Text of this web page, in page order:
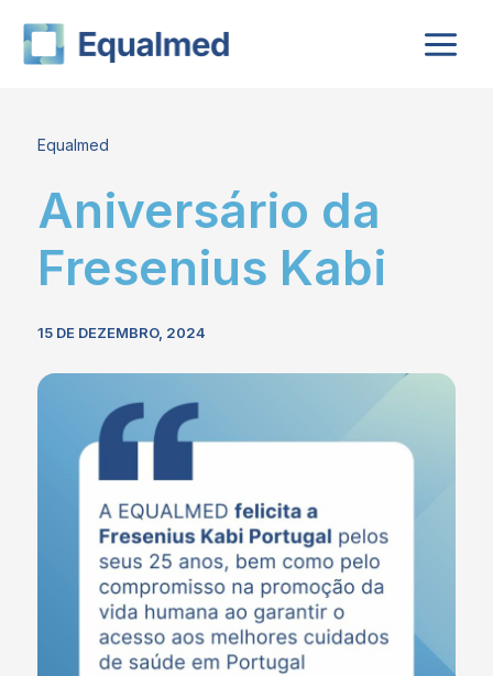
content
Equalmed
Aniversário da
Fresenius Kabi
15 DE DEZEMBRO, 2024